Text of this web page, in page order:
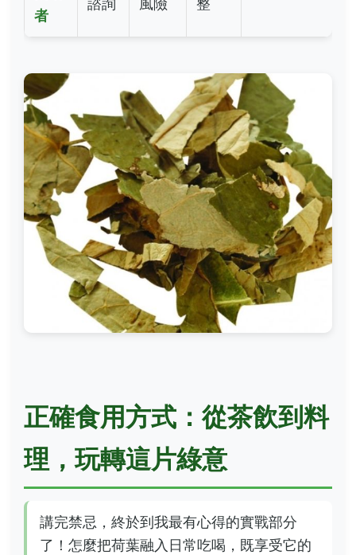
者
諮詢
風險
整
正確食用方式：從茶飲到料
理，玩轉這片綠意
講完禁忌，終於到我最有心得的實戰部分
了！怎麼把荷葉融入日常吃喝，既享受它的